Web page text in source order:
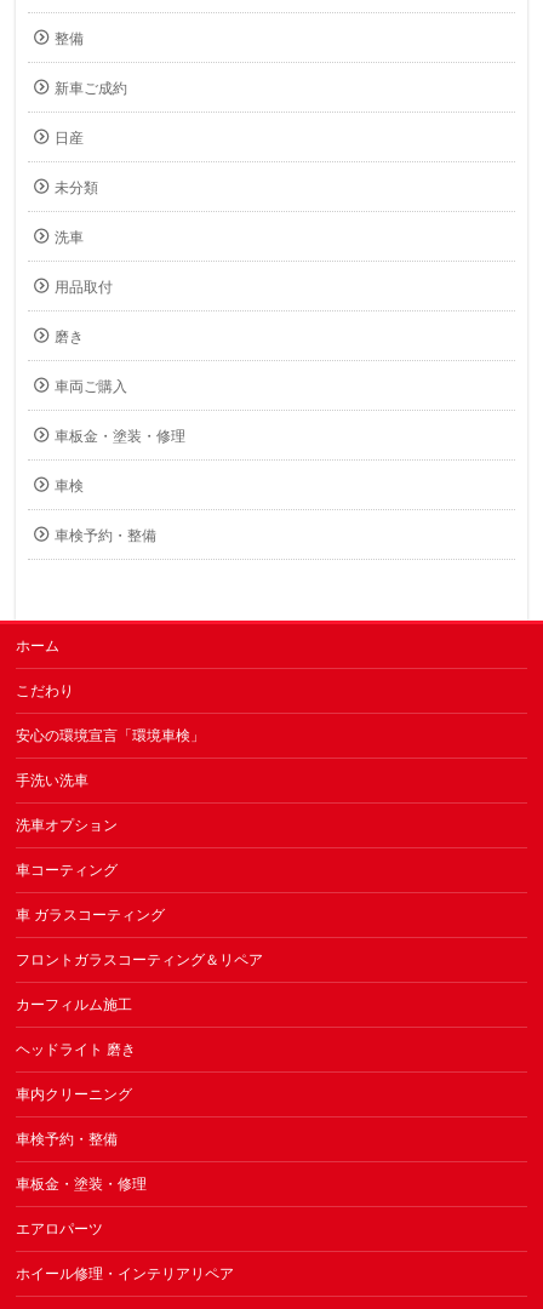
整備
新車ご成約
日産
未分類
洗車
用品取付
磨き
車両ご購入
車板金・塗装・修理
車検
車検予約・整備
ホーム
こだわり
安心の環境宣言「環境車検」
手洗い洗車
洗車オプション
車コーティング
車 ガラスコーティング
フロントガラスコーティング＆リペア
カーフィルム施工
ヘッドライト 磨き
車内クリーニング
車検予約・整備
車板金・塗装・修理
エアロパーツ
ホイール修理・インテリアリペア